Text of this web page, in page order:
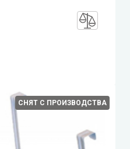
СНЯТ С ПРОИЗВОДСТВА